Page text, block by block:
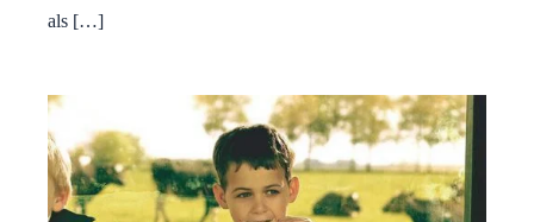
als […]